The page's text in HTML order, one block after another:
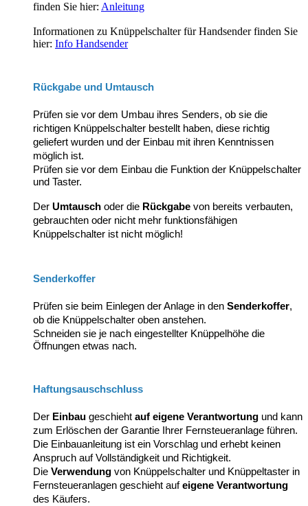
finden Sie hier: Anleitung
Informationen zu Knüppelschalter für Handsender finden Sie
hier: Info Handsender
Rückgabe und Umtausch
Prüfen sie vor dem Umbau ihres Senders, ob sie die
richtigen Knüppelschalter bestellt haben, diese richtig
geliefert wurden und der Einbau mit ihren Kenntnissen
möglich ist.
Prüfen sie vor dem Einbau die Funktion der Knüppelschalter
und Taster.
Der Umtausch oder die Rückgabe von bereits verbauten,
gebrauchten oder nicht mehr funktionsfähigen
Knüppelschalter ist nicht möglich!
Senderkoffer
Prüfen sie beim Einlegen der Anlage in den Senderkoffer,
ob die Knüppelschalter oben anstehen.
Schneiden sie je nach eingestellter Knüppelhöhe die
Öffnungen etwas nach.
Haftungsauschschluss
Der Einbau geschieht auf eigene Verantwortung und kann
zum Erlöschen der Garantie Ihrer Fernsteueranlage führen.
Die Einbauanleitung ist ein Vorschlag und erhebt keinen
Anspruch auf Vollständigkeit und Richtigkeit.
Die Verwendung von Knüppelschalter und Knüppeltaster in
Fernsteueranlagen geschieht aufeigene Verantwortung
des Käufers.